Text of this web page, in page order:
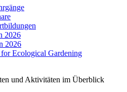
2026
2026
Ecological Gardening
und Aktivitäten im Überblick